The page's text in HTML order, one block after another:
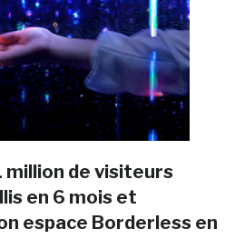
million de visiteurs
en 6 mois et
espace Borderless en